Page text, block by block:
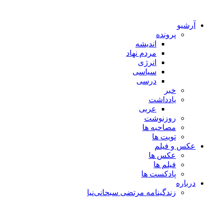
آرشیو
پرونده
اندیشه
مردم نهاد
انرژی
سیاسی
درسی
خبر
یادداشت
عربی
روزنوشت
مصاحبه ها
تویت ها
عکس و فیلم
عکس ها
فیلم ها
پادکست ها
درباره
زندگینامه مرتضی سبحانی‌نیا